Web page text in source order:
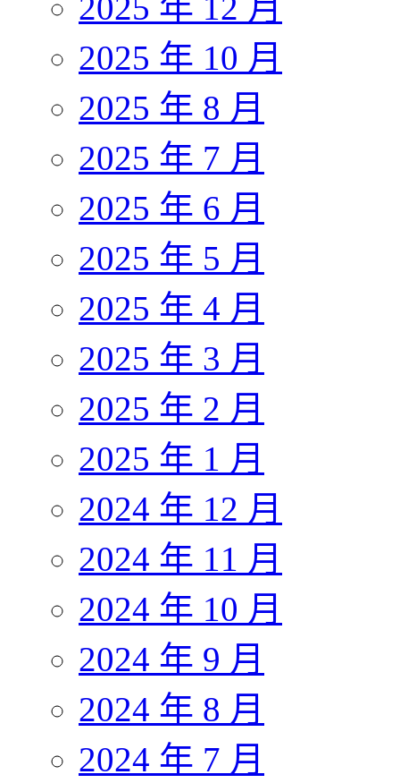
2025 年 12 月
2025 年 10 月
2025 年 8 月
2025 年 7 月
2025 年 6 月
2025 年 5 月
2025 年 4 月
2025 年 3 月
2025 年 2 月
2025 年 1 月
2024 年 12 月
2024 年 11 月
2024 年 10 月
2024 年 9 月
2024 年 8 月
2024 年 7 月